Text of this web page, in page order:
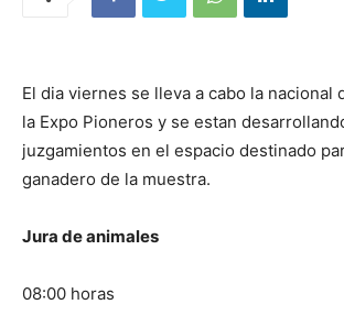
El dia viernes se lleva a cabo la nacional
la Expo Pioneros y se estan
juzgamientos en el espacio destinado
ganadero de la muestra.
Jura de animales
08:00 horas